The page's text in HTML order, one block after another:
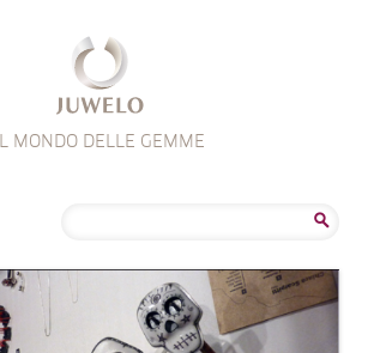
IL MONDO DELLE GEMME